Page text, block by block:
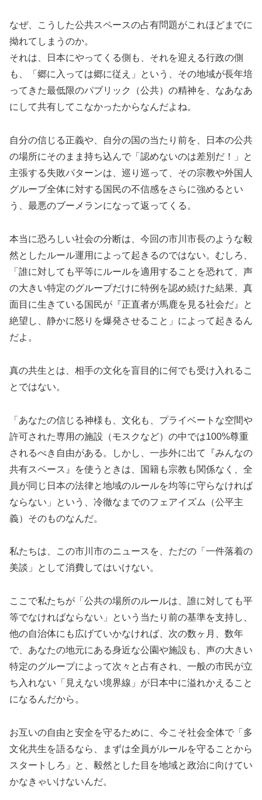
なぜ、こうした公共スペースの占有問題がこれほどまでに
拗れてしまうのか。
それは、日本にやってくる側も、それを迎える行政の側
も、「郷に入っては郷に従え」という、その地域が長年培
ってきた最低限のパブリック（公共）の精神を、なあなあ
にして共有してこなかったからなんだよね。
自分の信じる正義や、自分の国の当たり前を、日本の公共
の場所にそのまま持ち込んで「認めないのは差別だ！」と
主張する失敗パターンは、巡り巡って、その宗教や外国人
グループ全体に対する国民の不信感をさらに強めるとい
う、最悪のブーメランになって返ってくる。
本当に恐ろしい社会の分断は、今回の市川市長のような毅
然としたルール運用によって起きるのではない。むしろ、
「誰に対しても平等にルールを適用することを恐れて、声
の大きい特定のグループだけに特例を認め続けた結果、真
面目に生きている国民が『正直者が馬鹿を見る社会だ』と
絶望し、静かに怒りを爆発させること」によって起きるん
だよ。
真の共生とは、相手の文化を盲目的に何でも受け入れるこ
とではない。
「あなたの信じる神様も、文化も、プライベートな空間や
許可された専用の施設（モスクなど）の中では100%尊重
されるべき自由がある。しかし、一歩外に出て『みんなの
共有スペース』を使うときは、国籍も宗教も関係なく、全
員が同じ日本の法律と地域のルールを均等に守らなければ
ならない」という、冷徹なまでのフェアイズム（公平主
義）そのものなんだ。
私たちは、この市川市のニュースを、ただの「一件落着の
美談」として消費してはいけない。
ここで私たちが「公共の場所のルールは、誰に対しても平
等でなければならない」という当たり前の基準を支持し、
他の自治体にも広げていかなければ、次の数ヶ月、数年
で、あなたの地元にある身近な公園や施設も、声の大きい
特定のグループによって次々と占有され、一般の市民が立
ち入れない「見えない境界線」が日本中に溢れかえること
になるんだから。
お互いの自由と安全を守るために、今こそ社会全体で「多
文化共生を語るなら、まずは全員がルールを守ることから
スタートしろ」と、毅然とした目を地域と政治に向けてい
かなきゃいけないんだ。